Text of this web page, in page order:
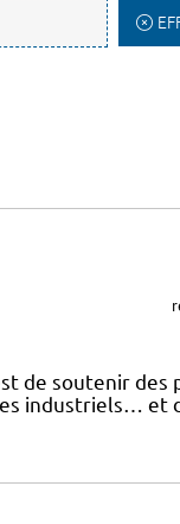
de soutenir
industriels… et